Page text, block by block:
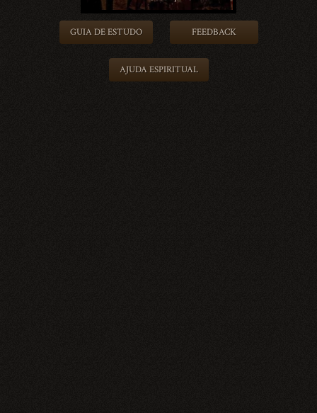
GUIA DE ESTUDO FEEDBACK
AJUDA ESPIRITUAL